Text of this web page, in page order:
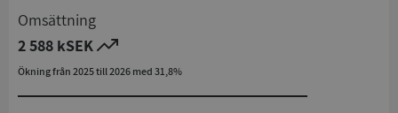
Omsättning
2 588 kSEK
Ökning från 2025 till 2026 med 31,8%